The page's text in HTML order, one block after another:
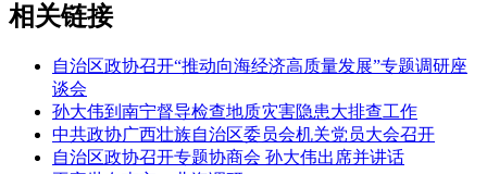
相关链接
自治区政协召开“推动向海经济高质量发展”专题调研座
谈会
孙大伟到南宁督导检查地质灾害隐患大排查工作
中共政协广西壮族自治区委员会机关党员大会召开
自治区政协召开专题协商会 孙大伟出席并讲话